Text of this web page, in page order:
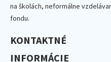
na školách, neformálne
fondu.
KONTAKTNÉ
INFORMÁCIE